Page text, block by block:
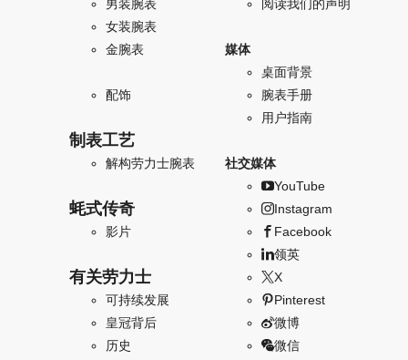
男装腕表
女装腕表
金腕表
配饰
制表工艺
解构劳力士腕表
蚝式传奇
影片
有关劳力士
可持续发展
皇冠背后
历史
阅读我们的声明
媒体
桌面背景
腕表手册
用户指南
社交媒体
YouTube
Instagram
Facebook
领英
X
Pinterest
微博
微信